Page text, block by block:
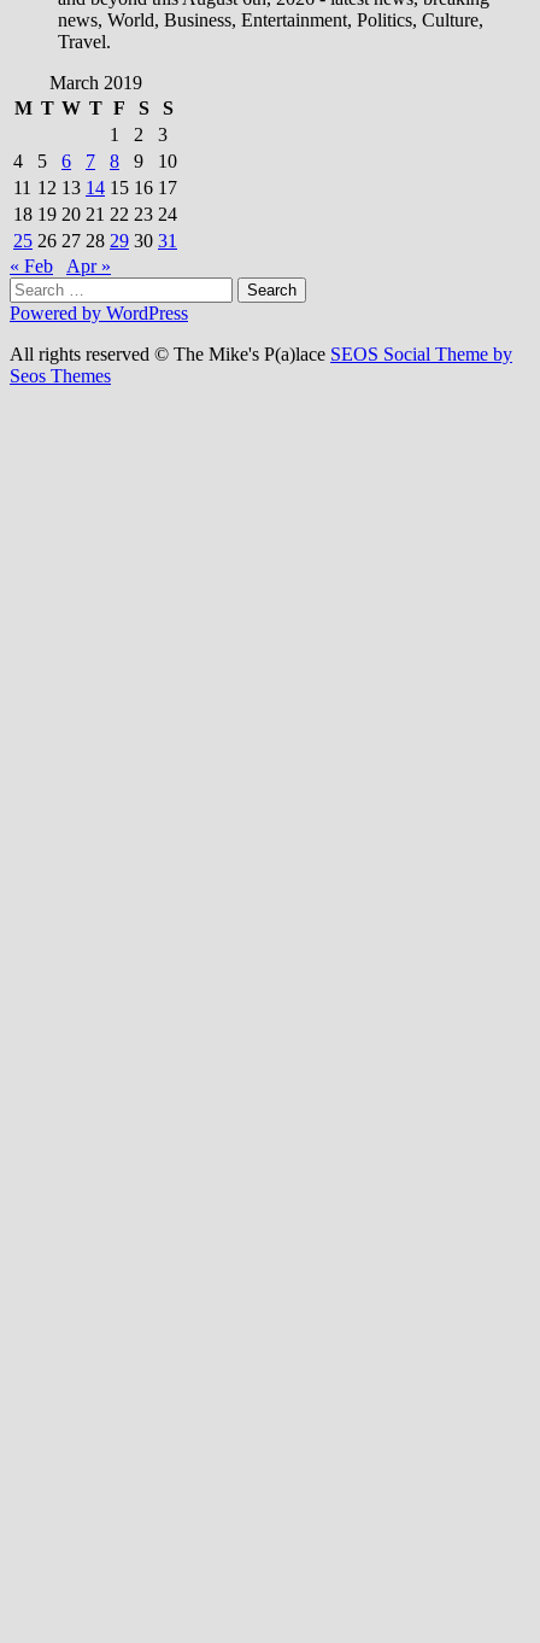
news, World, Business, Entertainment, Politics, Culture,
Travel.
March 2019
M T W T F S
S
1
2
3
4
5 6 7 8 9
10
11 12 13 14 15 16 17
18 19 20 21 22 23 24
25 26 27 28 29 30 31
« Feb
Apr »
Search
for:
Powered by WordPress
All rights reserved © The Mike's P(a)lace SEOS Social Theme by
Seos Themes